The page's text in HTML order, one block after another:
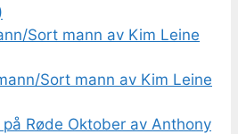
Sort mann av Kim Leine
Sort mann av Kim Leine
Røde Oktober av Anthony